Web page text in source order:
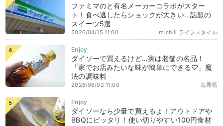
ファミマのと有名メーカーコラボがスター
ト！食べ逃したらショックが大きい…話題の
スイーツ5選
michill ライフスタイル
2026/04/15 11:00
ダイソーで買えるけど…実は老舗の名品！
「家でお店みたいな味が簡単にできる♡」魔
法の調味料
海原藍
2026/06/02 11:00
ダイソーなら少量で買えるよ！アウトドアや
BBQにピッタリ！使い切りやすい100円食材